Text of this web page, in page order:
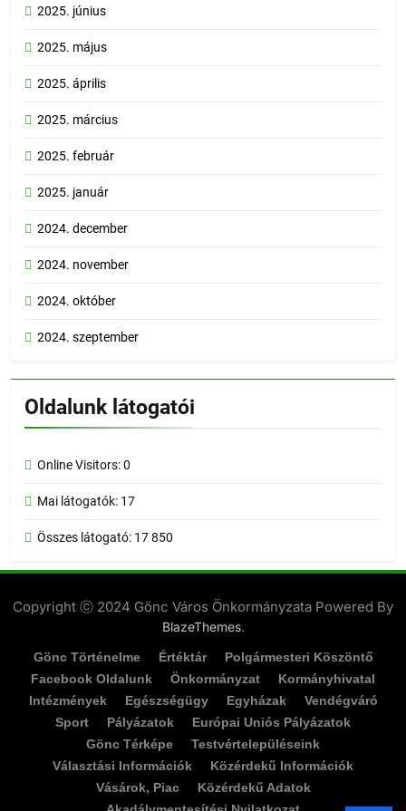
2025. június
2025. május
2025. április
2025. március
2025. február
2025. január
2024. december
2024. november
2024. október
2024. szeptember
Oldalunk látogatói
Online Visitors:0
Mai látogatók: 17
Összes látogató: 17 850
Copyright ⓒ 2024 Gönc Város Önkormányzata Powered By
BlazeThemes.
Gönc Történelme Értéktár
Polgármesteri Köszöntő
Facebook Oldalunk
Önkormányzat
Kormányhivatal
Intézmények
Egészségügy Egyházak
Vendégváró
Sport
Pályázatok
Európai Uniós Pályázatok
Gönc Térképe
Testvértelepüléseink
Választási Információk
Közérdekű Információk
Vásárok, Piac
Közérdekű Adatok